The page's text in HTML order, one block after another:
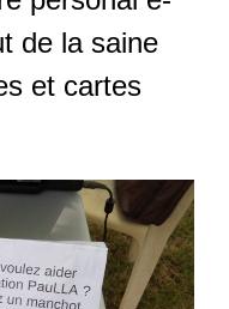
de la saine
et cartes